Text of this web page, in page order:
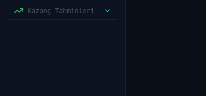
Kazanç Tahminleri